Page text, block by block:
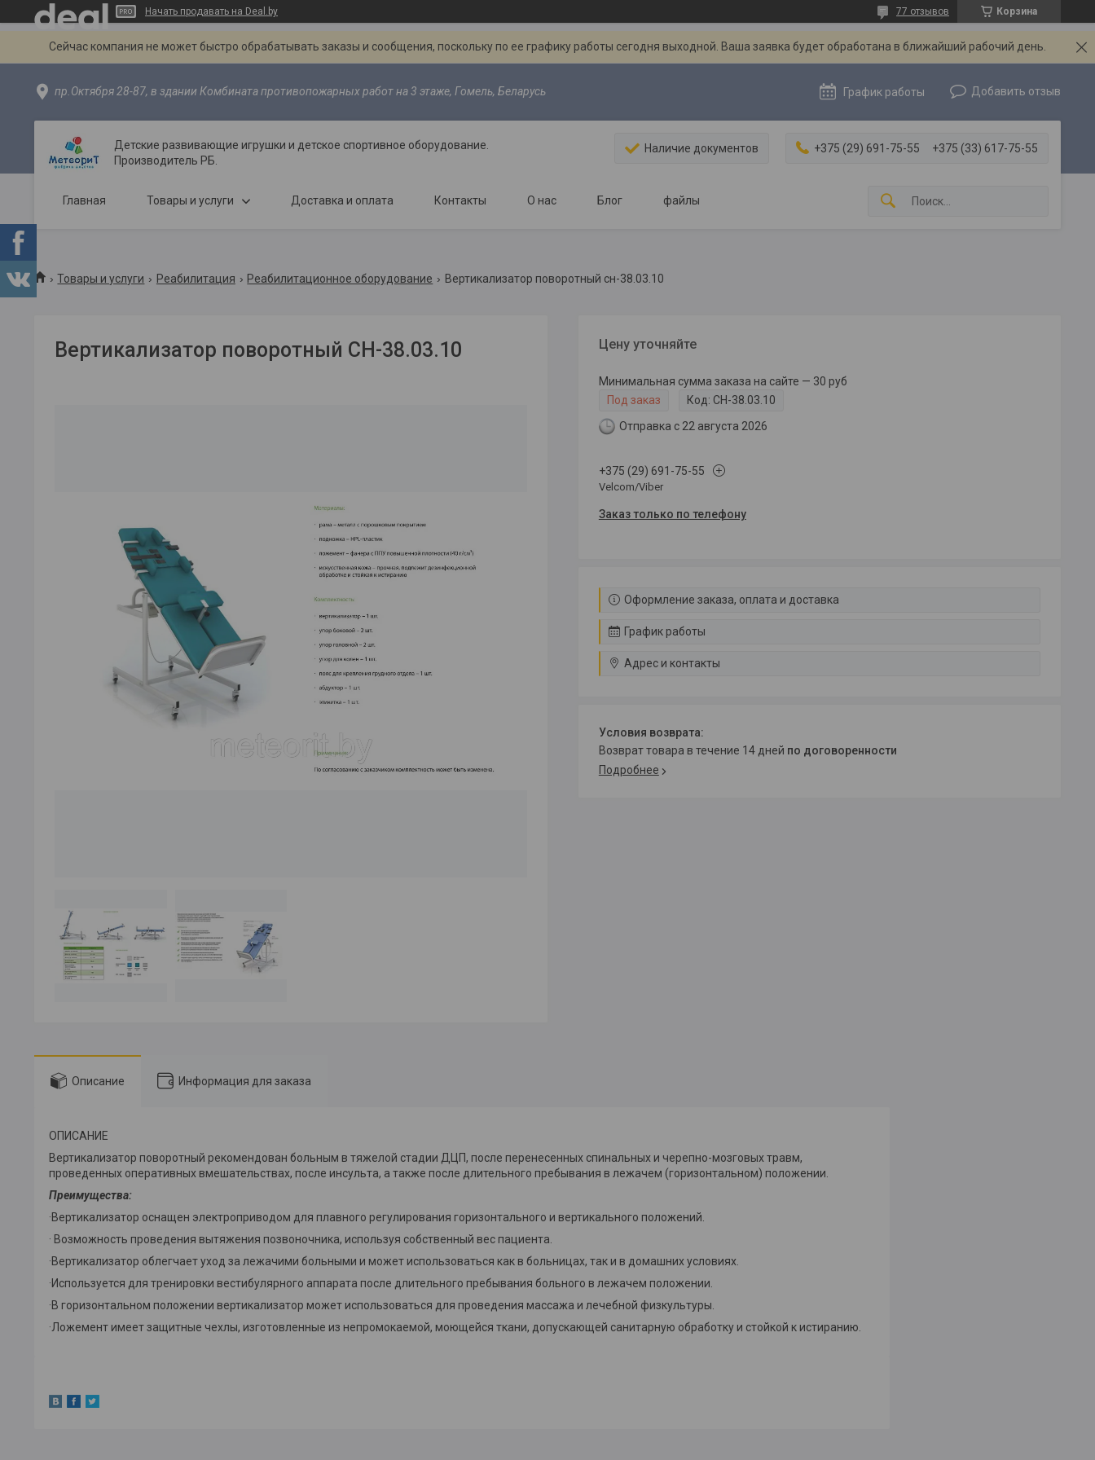
Начать продавать на Deal.by Корзина
77 отзывов
Сейчас компания не может быстро обрабатывать заказы и сообщения, поскольку по ее графику работы сегодня выходной. Ваша заявка будет обработана в ближайший рабочий день.
пр.Октября 28-87, в здании Комбината противопожарных работ на 3 этаже, Гомель, Беларусь График работы Добавить отзыв
Детские развивающие игрушки и детское спортивное оборудование.
Производитель РБ.
Наличие документов +375 (29) 691-75-55 +375 (33) 617-75-55
Главная Товары и услуги Доставка и оплата Контакты О нас Блог файлы
Товары и услуги Реабилитация Реабилитационное оборудование Вертикализатор поворотный сн-38.03.10
Вертикализатор поворотный СН-38.03.10 Цену уточняйте
Минимальная сумма заказа на сайте — 30 руб
Под заказ
Код: СН-38.03.10
Отправка с 22 августа 2026
+375 (29) 691-75-55
Velcom/Viber
Заказ только по телефону
Оформление заказа, оплата и доставка
График работы
Адрес и контакты
возврат товара в течение 14 дней по договоренности
Подробнее
Описание Информация для заказа
ОПИСАНИЕ
Вертикализатор поворотный рекомендован больным в тяжелой стадии ДЦП, после перенесенных спинальных и черепно-мозговых травм,
проведенных оперативных вмешательствах, после инсульта, а также после длительного пребывания в лежачем (горизонтальном) положении.
Преимущества:
·Вертикализатор оснащен электроприводом для плавного регулирования горизонтального и вертикального положений.
· Возможность проведения вытяжения позвоночника, используя собственный вес пациента.
·Вертикализатор облегчает уход за лежачими больными и может использоваться как в больницах, так и в домашних условиях.
·Используется для тренировки вестибулярного аппарата после длительного пребывания больного в лежачем положении.
·В горизонтальном положении вертикализатор может использоваться для проведения массажа и лечебной физкультуры.
·Ложемент имеет защитные чехлы, изготовленные из непромокаемой, моющейся ткани, допускающей санитарную обработку и стойкой к истиранию.